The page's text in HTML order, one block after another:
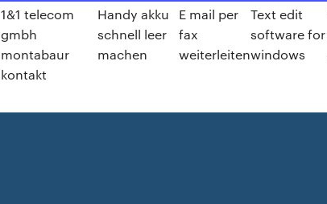
1&1 telecom
gmbh
montabaur
kontakt
Handy akku
schnell leer
machen
E mail per
fax
weiterleiten
Text edit
software for
windows